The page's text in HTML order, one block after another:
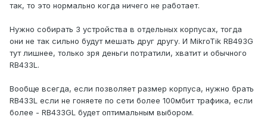
так, то это нормально когда ничего не работает.
Нужно собирать 3 устройства в отдельных корпусах, тогда
они не так сильно будут мешать друг другу. И MikroTik RB493G
тут лишнее, только зря деньги потратили, хватит и обычного
RB433L.
Вообще всегда, если позволяет размер корпуса, нужно брать
RB433L если не гоняете по сети более 100мбит трафика, если
более - RB433GL будет оптимальным выбором.